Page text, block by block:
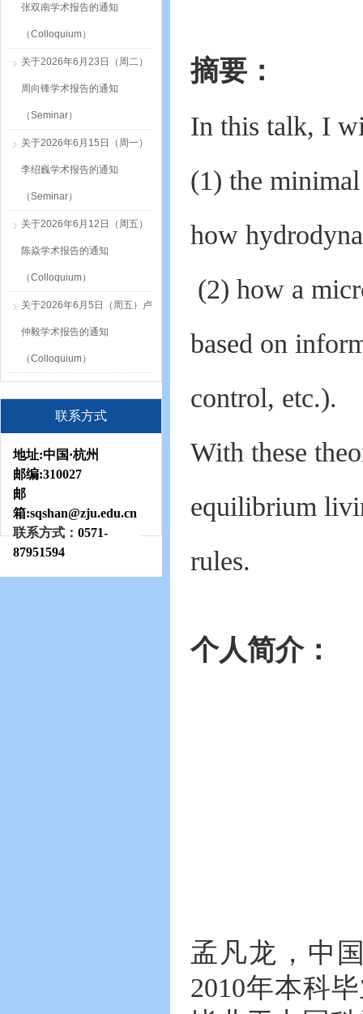
张双南学术报告的通知
（Colloquium）
关于2026年6月23日（周二）
周向锋学术报告的通知
（Seminar）
关于2026年6月15日（周一）
李绍巍学术报告的通知
（Seminar）
关于2026年6月12日（周五）
陈焱学术报告的通知
（Colloquium）
关于2026年6月5日（周五）卢
仲毅学术报告的通知
（Colloquium）
联系方式
地址:中国·杭州
邮编:310027
邮
箱:sqshan@zju.edu.cn
联系方式： 0571-
87951594
摘要：
In this talk, I
(1) the
how
(2) how a
based on
control, etc.).
With these
equilibrium
rules.
个人简介：
孟凡龙，中
2010年本科